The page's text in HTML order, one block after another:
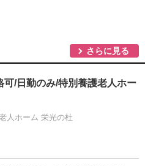
さらに見る
可/日勤のみ/特別養護老人ホー
人ホーム 栄光の杜